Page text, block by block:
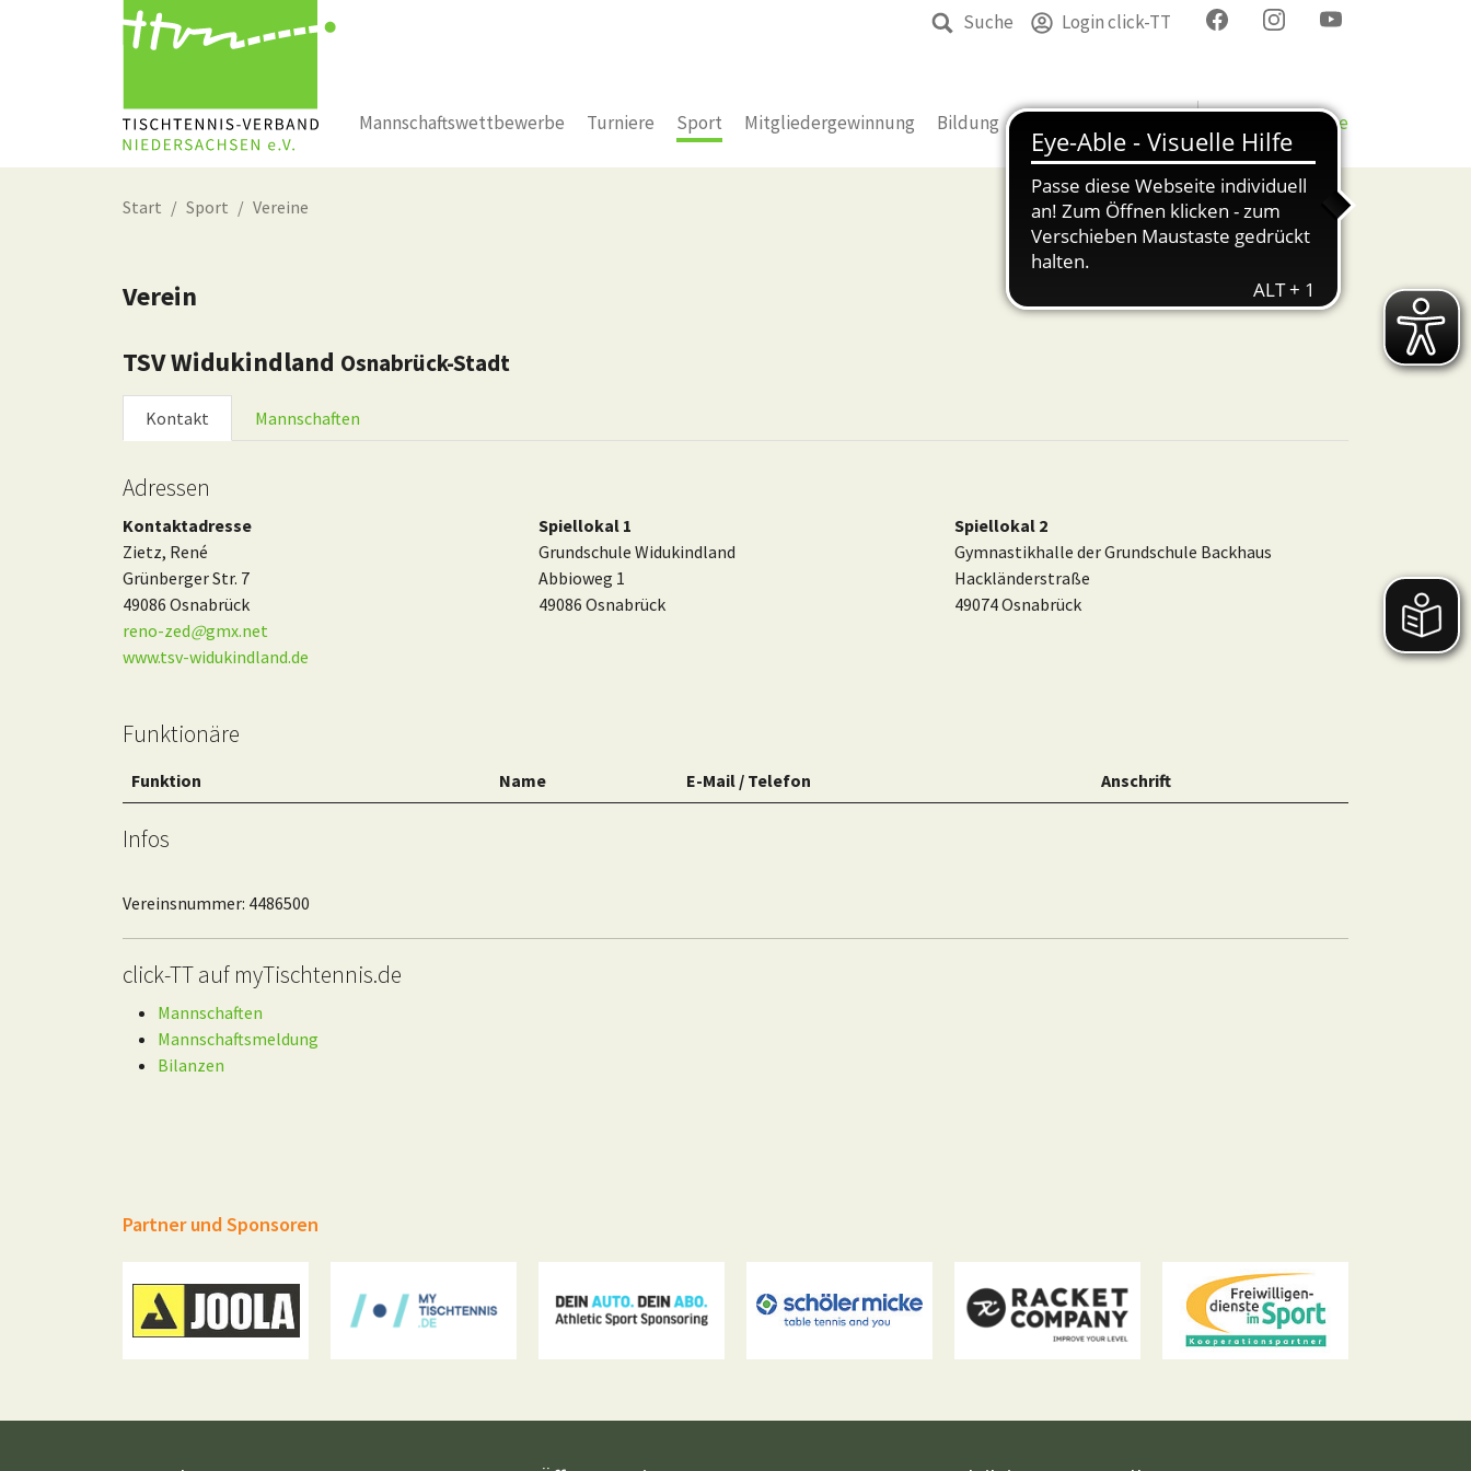
Suche Login click-TT
Mannschaftswettbewerbe Turniere Sport Mitgliedergewinnung Bildung Bezirke & Kreise
Start Sport Vereine
Verein
TSV Widukindland Osnabrück-Stadt
Kontakt Mannschaften
Adressen
Kontaktadresse
Zietz, René
Grünberger Str. 7
49086 Osnabrück
reno-zed@gmx.net
www.tsv-widukindland.de
Spiellokal 1
Grundschule Widukindland
Abbioweg 1
49086 Osnabrück
Spiellokal 2
Gymnastikhalle der Grundschule Backhaus
Hackländerstraße
49074 Osnabrück
Funktionäre
Funktion Name E-Mail / Telefon Anschrift
Infos
Vereinsnummer: 4486500
click-TT auf myTischtennis.de
Mannschaften
Mannschaftsmeldung
Bilanzen
Partner und Sponsoren